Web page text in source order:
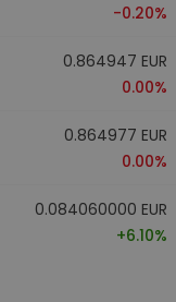
-0.20%
0.864947 EUR
0.00%
0.864977 EUR
0.00%
0.084060000 EUR
+6.10%